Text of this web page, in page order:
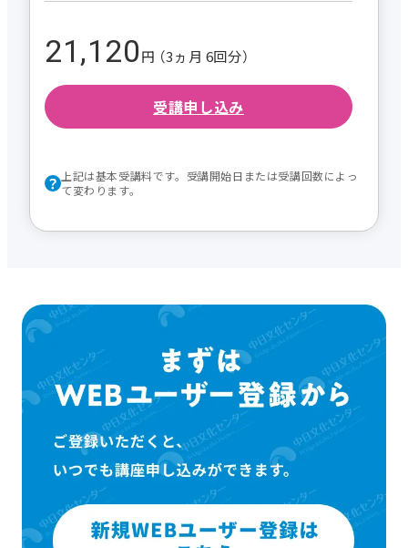
21,120円 （3ヵ月 6回分）
受講申し込み
上記は基本受講料です。受講開始日または受講回数によっ
て変わります。